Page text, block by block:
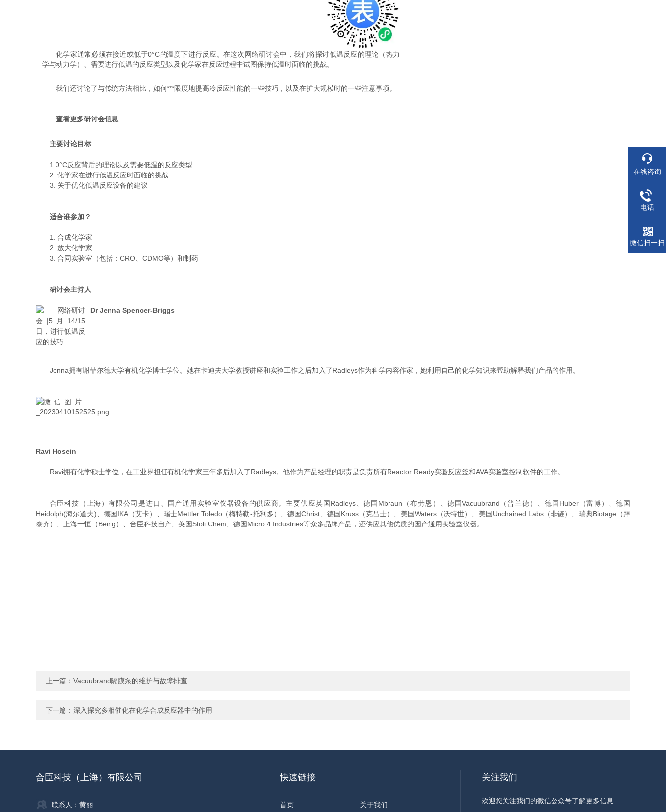
化学家通常必须在接近或低于0°C的温度下进行反应。在这次网络研讨会中，我们将探讨低温反应的理论（热力
学与动力学）、需要进行低温的反应类型以及化学家在反应过程中试图保持低温时面临的挑战。
我们还讨论了与传统方法相比，如何***限度地提高冷反应性能的一些技巧，以及在扩大规模时的一些注意事项。
查看更多研讨会信息
主要讨论目标
1.0°C反应背后的理论以及需要低温的反应类型
2. 化学家在进行低温反应时面临的挑战
3. 关于优化低温反应设备的建议
适合谁参加？
1. 合成化学家
2. 放大化学家
3. 合同实验室（包括：CRO、CDMO等）和制药
研讨会主持人
Dr Jenna Spencer-Briggs
Jenna拥有谢菲尔德大学有机化学博士学位。她在卡迪夫大学教授讲座和实验工作之后加入了Radleys作为科学内容作家，她利用自己的化学知识来帮助解释我们产品的作用。
Ravi Hosein
Ravi拥有化学硕士学位，在工业界担任有机化学家三年多后加入了Radleys。他作为产品经理的职责是负责所有Reactor Ready实验反应釜和AVA实验室控制软件的工作。
合臣科技（上海）有限公司是进口、国产通用实验室仪器设备的供应商。主要供应英国Radleys、德国Mbraun（布劳恩）、德国Vacuubrand（普兰德）、德国Huber（富博）、德国
Heidolph(海尔道夫)、德国IKA（艾卡）、瑞士Mettler Toledo（梅特勒-托利多）、德国Christ、德国Kruss（克吕士）、美国Waters（沃特世）、美国Unchained Labs（非链）、瑞典Biotage（拜
泰齐）、上海一恒（Being）、合臣科技自产、英国Stoli Chem、德国Micro 4 Industries等众多品牌产品，还供应其他优质的国产通用实验室仪器。
上一篇： Vacuubrand隔膜泵的维护与故障排查
下一篇： 深入探究多相催化在化学合成反应器中的作用
合臣科技（上海）有限公司
联系人：黄丽
快速链接
首页 关于我们
关注我们
欢迎您关注我们的微信公众号了解更多信息
在线咨询
电话
微信扫一扫